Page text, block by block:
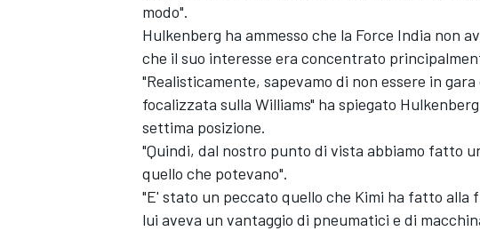
modo".
Hulkenberg ha ammesso che la Force India non
che il suo interesse era concentrato
"Realisticamente, sapevamo di non essere in
focalizzata sulla Williams" ha spiegato
settima posizione.
"Quindi, dal nostro punto di vista abbiamo fatto
quello che potevano".
"E' stato un peccato quello che Kimi ha fatto alla
lui aveva un vantaggio di pneumatici e di